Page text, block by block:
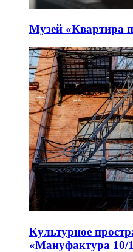
Музей «Квартира
Культурное
«Мануфактура 10/